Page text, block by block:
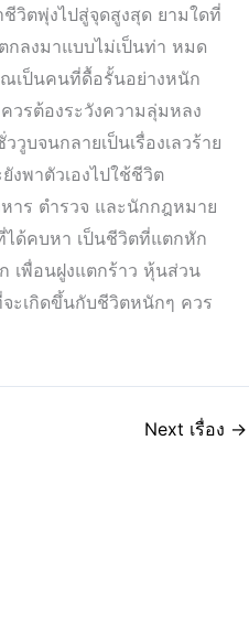
วิตพุ่งไปสู่จุดสูงสุด ยามใดที่
กลงมาแบบไม่เป็นท่า หมด
เป็นคนที่ดื้อรั้นอย่างหนัก
วรต้องระวังความลุ่มหลง
บจนกลายเป็นเรื่องเลวร้าย
พาตัวเองไปใช้ชีวิต
าร ตำรวจ และนักกฎหมาย
ได้คบหา เป็นชีวิตที่แตกหัก
เพื่อนฝูงแตกร้าว หุ้นส่วน
ะเกิดขึ้นกับชีวิตหนักๆ ควร
Next เรื่อง →